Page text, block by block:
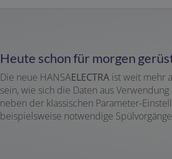
Heute schon für morgen
Die neue HANSAELECTRA ist weit mehr
sein, wie sich die Daten aus
neben der klassischen Parameter-
beispielsweise notwendige